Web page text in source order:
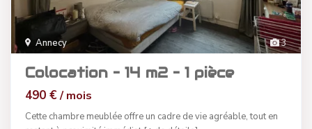
3
Annecy
Colocation – 14 m2 – 1 pièce
490 €/ mois
Cette chambre meublée offre un cadre de vie agréable, tout en